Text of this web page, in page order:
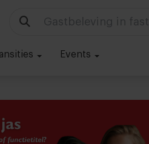
Technologie in
Events